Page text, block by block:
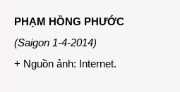
PHẠM HỒNG PHƯỚC
(Saigon 1-4-2014)
+ Nguồn ảnh: Internet.